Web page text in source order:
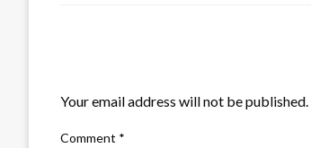
Your email address will not be published.
Comment *